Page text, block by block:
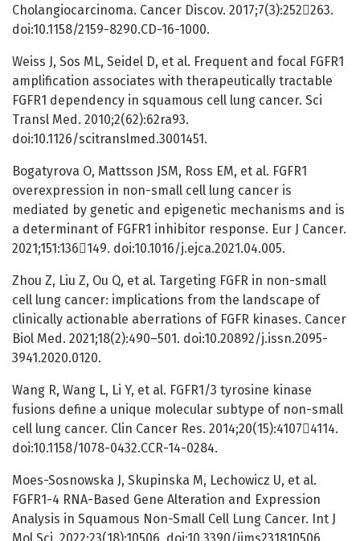
Cholangiocarcinoma. Cancer Discov. 2017;7(3):252263.
doi:10.1158/2159-8290.CD-16-1000.
Weiss J, Sos ML, Seidel D, et al. Frequent and focal FGFR1
amplification associates with therapeutically tractable
FGFR1 dependency in squamous cell lung cancer. Sci
Transl Med. 2010;2(62):62ra93.
doi:10.1126/scitranslmed.3001451.
Bogatyrova O, Mattsson JSM, Ross EM, et al. FGFR1
overexpression in non-small cell lung cancer is
mediated by genetic and epigenetic mechanisms and is
a determinant of FGFR1 inhibitor response. Eur J Cancer.
2021;151:136149. doi:10.1016/j.ejca.2021.04.005.
Zhou Z, Liu Z, Ou Q, et al. Targeting FGFR in non-small
cell lung cancer: implications from the landscape of
clinically actionable aberrations of FGFR kinases. Cancer
Biol Med. 2021;18(2):490–501. doi:10.20892/j.issn.2095-
3941.2020.0120.
Wang R, Wang L, Li Y, et al. FGFR1/3 tyrosine kinase
fusions define a unique molecular subtype of non-small
cell lung cancer. Clin Cancer Res. 2014;20(15):41074114.
doi:10.1158/1078-0432.CCR-14-0284.
Moes-Sosnowska J, Skupinska M, Lechowicz U, et al.
FGFR1-4 RNA-Based Gene Alteration and Expression
Analysis in Squamous Non-Small Cell Lung Cancer. Int J